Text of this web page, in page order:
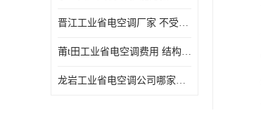
晋江工业省电空调厂家 不受管长限制 节省占用空间
莆t田工业省电空调费用 结构紧凑 美观 能耗低 噪音小
龙岩工业省电空调公司哪家好 适应性强 维护简单